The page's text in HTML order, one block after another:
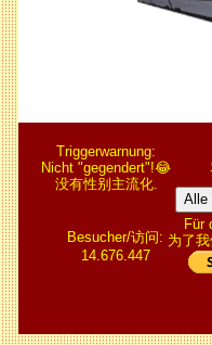
Triggerwarnung:
Nicht "gegendert"!😂
没有性别主流化.
Alle
Besucher/访问:
14.676.447
Für
为了